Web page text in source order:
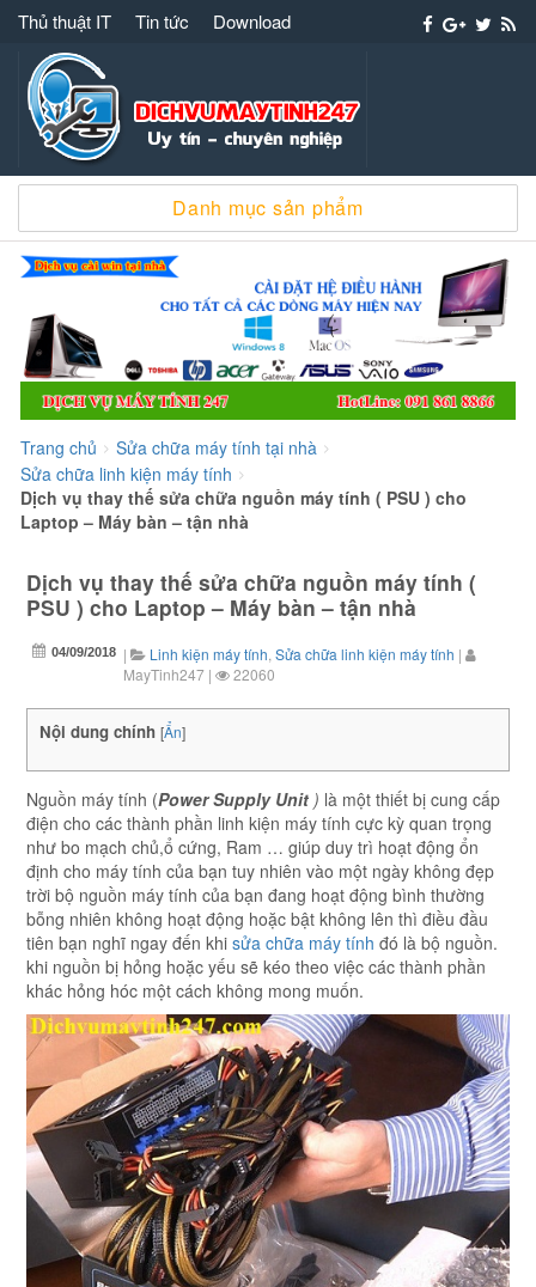
Thủ thuật IT Tin tức Download
Dịch vụ máy tính 247 – 091 861 8866 cài win
Danh mục sản phẩm
Trang chủ > Sửa chữa máy tính tại nhà >
Sửa chữa linh kiện máy tính >
Dịch vụ thay thế sửa chữa nguồn máy tính ( PSU ) cho
Laptop – Máy bàn – tận nhà
Dịch vụ thay thế sửa chữa nguồn máy tính (
PSU ) cho Laptop – Máy bàn – tận nhà
04/09/2018 | Linh kiện máy tính Sửa chữa linh kiện máy tính |
MayTinh247 | 22060
Nội dung chính [Ẩn]
Nguồn máy tính (Power Supply Unit ) là một thiết bị cung cấp
điện cho các thành phần linh kiện máy tính cực kỳ quan trọng
như bo mạch chủ,ổ cứng, Ram … giúp duy trì hoạt động ổn
định cho máy tính của bạn tuy nhiên vào một ngày không đẹp
trời bộ nguồn máy tính của bạn đang hoạt động bình thường
bỗng nhiên không hoạt động hoặc bật không lên thì điều đầu
tiên bạn nghĩ ngay đến khi sửa chữa máy tính đó là bộ nguồn.
khi nguồn bị hỏng hoặc yếu sẽ kéo theo việc các thành phần
khác hỏng hóc một cách không mong muốn.